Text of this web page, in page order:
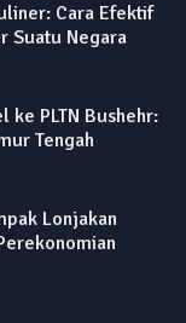
Cara Efektif
Suatu Negara
ke PLTN Bushehr:
Tengah
Lonjakan